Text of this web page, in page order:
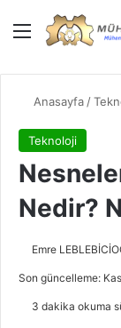
Menü
Anasayfa /
Teknoloji
Nedir?
Emre
Son güncelleme:
3 dakika okuma